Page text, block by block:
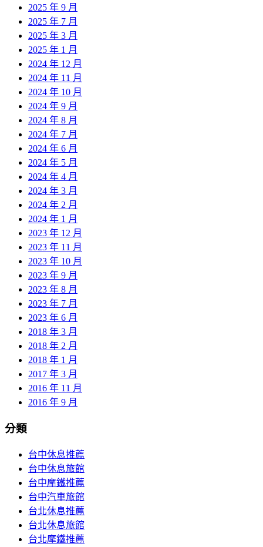
2025 年 9 月
2025 年 7 月
2025 年 3 月
2025 年 1 月
2024 年 12 月
2024 年 11 月
2024 年 10 月
2024 年 9 月
2024 年 8 月
2024 年 7 月
2024 年 6 月
2024 年 5 月
2024 年 4 月
2024 年 3 月
2024 年 2 月
2024 年 1 月
2023 年 12 月
2023 年 11 月
2023 年 10 月
2023 年 9 月
2023 年 8 月
2023 年 7 月
2023 年 6 月
2018 年 3 月
2018 年 2 月
2018 年 1 月
2017 年 3 月
2016 年 11 月
2016 年 9 月
分類
台中休息推薦
台中休息旅館
台中摩鐵推薦
台中汽車旅館
台北休息推薦
台北休息旅館
台北摩鐵推薦